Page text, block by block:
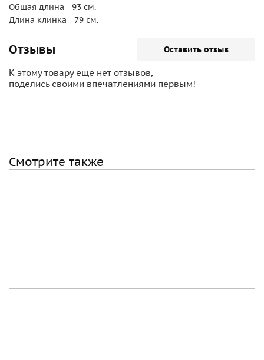
Общая длина - 93 см.
Длина клинка - 79 см.
Отзывы Оставить отзыв
К этому товару еще нет отзывов,
поделись своими впечатлениями первым!
Смотрите также